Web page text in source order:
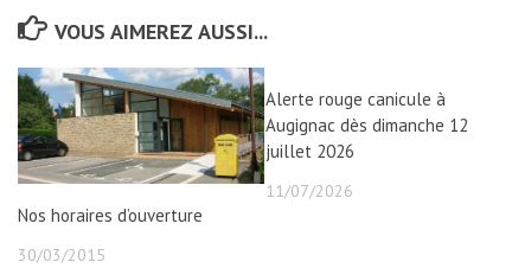
VOUS AIMEREZ AUSSI...
Nos horaires d’ouverture
30/03/2015
Alerte rouge canicule à
Augignac dès dimanche 12
juillet 2026
11/07/2026